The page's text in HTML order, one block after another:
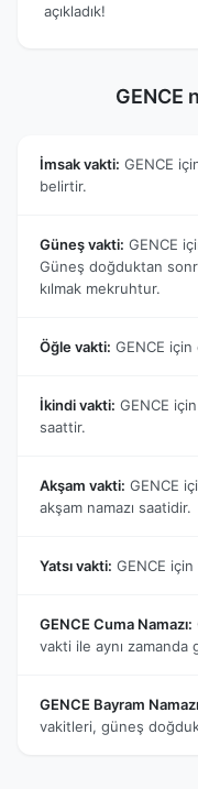
açıkladık!
GENCE
İmsak vakti: GENCE
belirtir.
Güneş vakti: GENCE
Güneş doğduktan
kılmak mekruhtur.
Öğle vakti: GENCE
İkindi vakti: GENCE
saattir.
Akşam vakti: GENCE
akşam namazı saatidir.
Yatsı vakti: GENCE için
GENCE Cuma Namazı:
vakti ile aynı zamanda
GENCE Bayram
vakitleri, güneş